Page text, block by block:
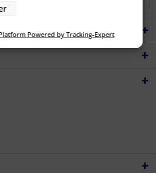
auf Informationen auf einem Endgerät
Auswahl personalisierter Werbung
Auswahl personalisierter Inhalte
Statistiken oder Kombinationen von
der Angebote
zur Auswahl von Inhalten
Identifikation aktiv abfragen
Powered by Tracking-Expert